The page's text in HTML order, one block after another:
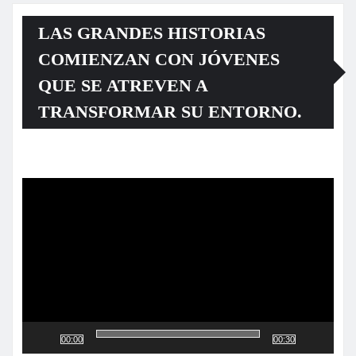
LAS GRANDES HISTORIAS
COMIENZAN CON JÓVENES
QUE SE ATREVEN A
TRANSFORMAR SU ENTORNO.
00:00 00:30